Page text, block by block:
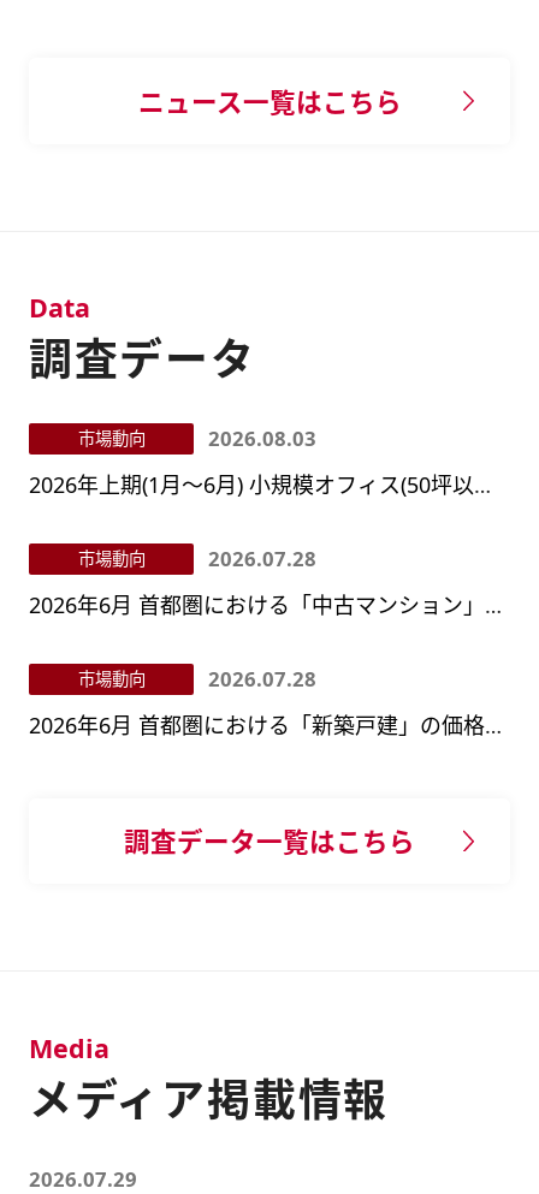
ニュース一覧はこちら
調査データ
Data
市場動向 2026.08.03
2026年上期(1月～6月) 小規模オフィス(50坪以下)の募集賃料動向
市場動向 2026.07.28
2026年6月 首都圏における「中古マンション」の価格動向
市場動向 2026.07.28
2026年6月 首都圏における「新築戸建」の価格動向
調査データ一覧はこちら
メディア掲載情報
Media
2026.07.29